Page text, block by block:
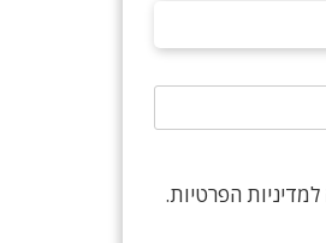
הפרטיות.